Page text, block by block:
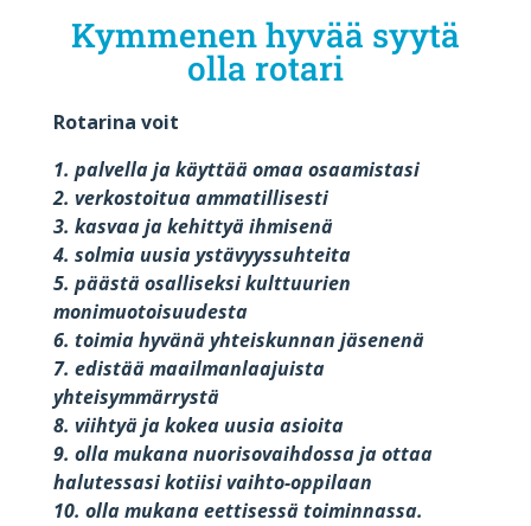
Kymmenen hyvää syytä
olla rotari
Rotarina voit
1. palvella ja käyttää omaa osaamistasi
2. verkostoitua ammatillisesti
3. kasvaa ja kehittyä ihmisenä
4. solmia uusia ystävyyssuhteita
5. päästä osalliseksi kulttuurien
monimuotoisuudesta
6. toimia hyvänä yhteiskunnan jäsenenä
7. edistää maailmanlaajuista
yhteisymmärrystä
8. viihtyä ja kokea uusia asioita
9. olla mukana nuorisovaihdossa ja ottaa
halutessasi kotiisi vaihto-oppilaan
10. olla mukana eettisessä toiminnassa.